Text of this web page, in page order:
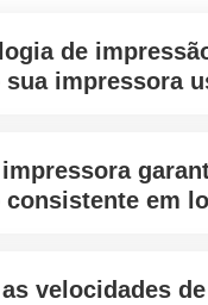
de
impressora
consistente em
velocidades